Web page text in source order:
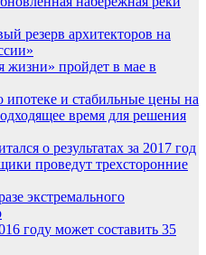
резерв архитекторов на
жизни» пройдет в мае в
и стабильные цены на
время для решения
о результатах за 2017 год
проведут трехсторонние
экстремального
году может составить 35